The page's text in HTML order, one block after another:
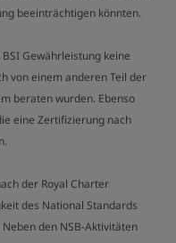
beeinträchtigen könnten.
Gewährleistung keine
von einem anderen Teil der
beraten wurden. Ebenso
eine Zertifizierung nach
der Royal Charter
des National Standards
den NSB-Aktivitäten